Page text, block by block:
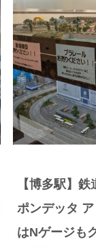
【博多駅】
ポンデッタ
はNゲージも